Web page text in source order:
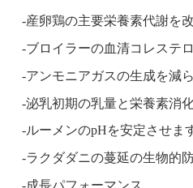
-産卵鶏の主要栄養素代謝を
-ブロイラーの血清コレステ
-アンモニアガスの生成を減ら
-泌乳初期の乳量と栄養素消
-ルーメンのpHを安定させま
-ラクダダニの蔓延の生物的防
-成長パフォーマンス。